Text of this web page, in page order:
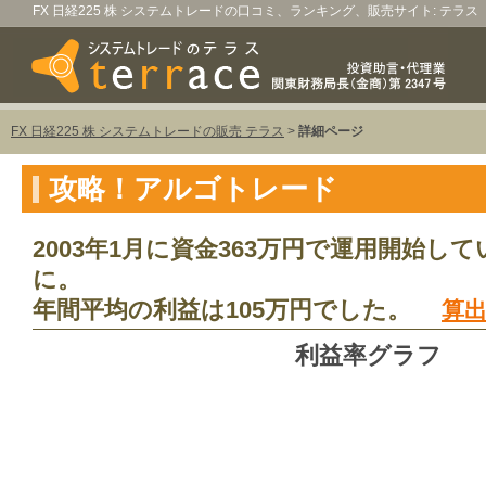
FX 日経225 株 システムトレードの口コミ、ランキング、販売サイト: テラス
FX 日経225 株 システムトレードの販売 テラス > 詳細ページ
攻略！アルゴトレード
2003年1月に資金363万円で運用開始して
に。
年間平均の利益は105万円でした。 算
利益率グラフ